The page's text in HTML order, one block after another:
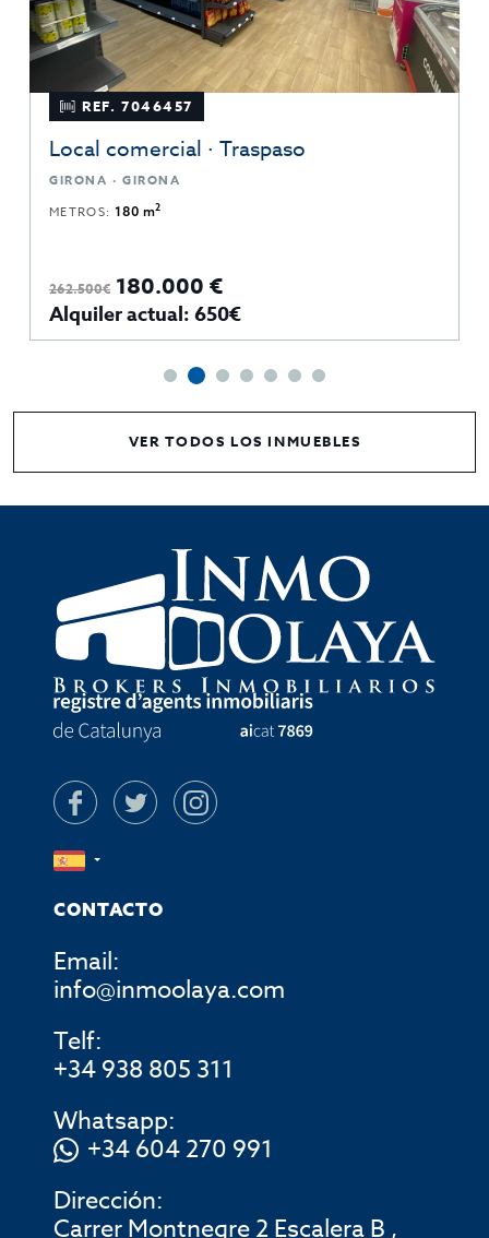
REF. 7046457
Local comercial · Traspaso
GIRONA · GIRONA
METROS:180 m2
262.500€ 180.000 €
Alquiler actual: 650€
VER TODOS LOS INMUEBLES
CONTACTO
Email:
info@inmoolaya.com
Telf:
+34 938 805 311
Whatsapp:
+34 604 270 991
Dirección:
Carrer Montnegre 2 Escalera B ,